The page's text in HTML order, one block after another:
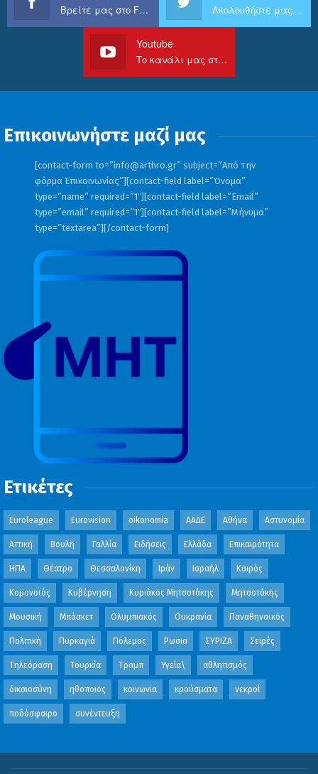
Βρείτε μας στο Facebook Ακολουθήστε μας στο Twitter
Youtube
Το κανάλι μας στο Youtube
Επικοινωνήστε μαζί μας
[contact-form to=”info@arthro.gr” subject=”Από την
φόρμα Επικοινωνίας”][contact-field label=”Όνομα”
type=”name” required=”1″][contact-field label=”Email”
type=”email” required=”1″][contact-field label=”Μήνυμα”
type=”textarea”][/contact-form]
Ετικέτες
Euroleague Eurovision oikonomia ΑΑΔΕ Αθήνα Αστυνομία
Αττική Βουλή Γαλλία Ειδήσεις Ελλάδα Επικαιρότητα
ΗΠΑ Θέατρο Θεσσαλονίκη Ιράν Ισραήλ Καιρός
Κορονοϊός Κυβέρνηση Κυριάκος Μητσοτάκης Μητσοτάκης
Μουσική Μπάσκετ Ολυμπιακός Ουκρανία Παναθηναϊκός
Πολιτική Πυρκαγιά Πόλεμος Ρωσια ΣΥΡΙΖΑ Σειρές
Τηλεόραση Τουρκία Τραμπ Υγεία\ αθλητισμός
δικαιοσύνη ηθοποιός κοινωνια κρούσματα νεκροί
ποδόσφαιρο συνέντευξη